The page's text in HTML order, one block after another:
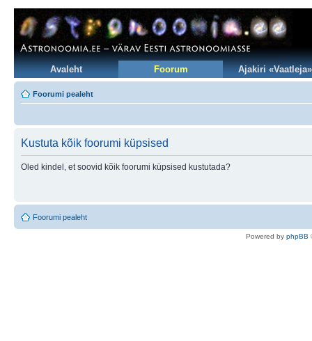
Avaleht Foorum Ajakiri «Vaatleja»
Foorumi pealeht
Kustuta kõik foorumi küpsised
Oled kindel, et soovid kõik foorumi küpsised kustutada?
Foorumi pealeht
Powered by phpBB